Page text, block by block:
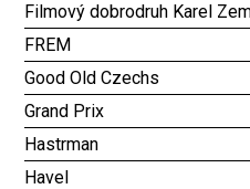
Filmový dobrodruh Karel
FREM
Good Old Czechs
Grand Prix
Hastrman
Havel